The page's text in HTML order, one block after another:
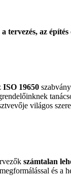
az építés
ISO 19650
világos
számtalan